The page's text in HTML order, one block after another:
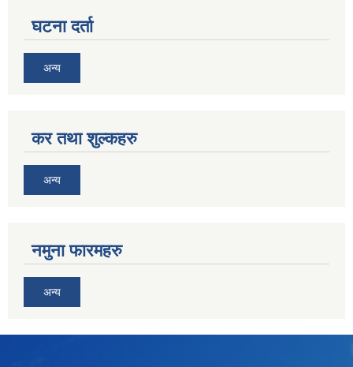
घटना दर्ता
अन्य
कर तथा शुल्कहरु
अन्य
नमुना फारमहरु
अन्य